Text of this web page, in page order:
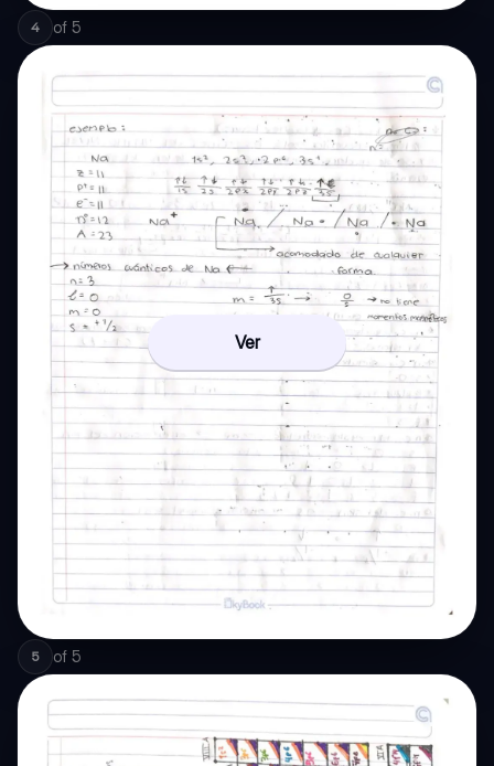
4 of 5
Ver
5 of 5